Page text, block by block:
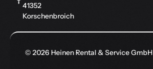
41352
Korschenbroich
© 2026 Heinen Rental & Service GmbH